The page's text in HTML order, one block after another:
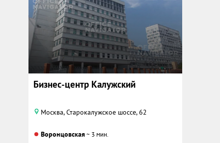
Бизнес-центр Калужский
Москва, Старокалужское шоссе, 62
Воронцовская~ 3 мин.